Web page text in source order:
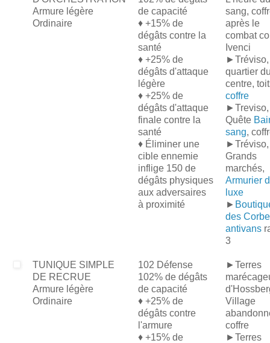
Armure légère
Ordinaire
de capacité
♦ +15% de
dégâts contre la
santé
♦ +25% de
dégâts d'attaque
légère
♦ +25% de
dégâts d'attaque
finale contre la
santé
♦ Éliminer une
cible ennemie
inflige 150 de
dégâts physiques
aux adversaires
à proximité
sang,
après le
combat
Ivenci
►Tréviso,
quartier
centre,
coffre
►Treviso,
Quête
sang,
►Tréviso,
Grands
marchés,
Armurier
luxe
►
des
antivans
3
TUNIQUE SIMPLE
DE RECRUE
Armure légère
Ordinaire
102 Défense
102% de dégâts
de capacité
♦ +25% de
dégâts contre
l'armure
♦ +15% de
►Terres
Village
coffre
►Terres